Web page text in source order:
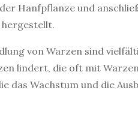
Hanfpflanze und
von Warzen sind
lindert, die oft mit
das Wachstum und die